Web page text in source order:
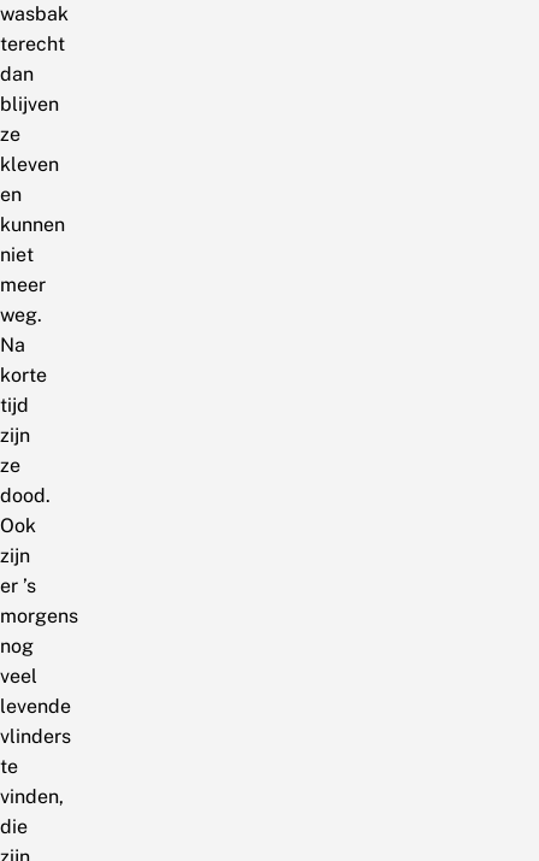
wasbak
terecht
dan
blijven
ze
kleven
en
kunnen
niet
meer
weg.
Na
korte
tijd
zijn
ze
dood.
Ook
zijn
er ’s
morgens
nog
veel
levende
vlinders
te
vinden,
die
zijn